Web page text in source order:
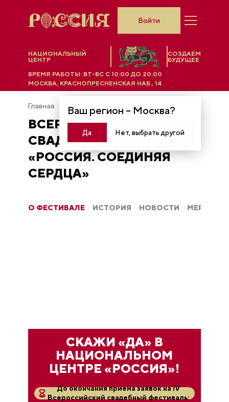
НАЦИОНАЛЬНЫЙ
ЦЕНТР
СОЗДАЕМ
БУДУЩЕЕ
Ваш регион – Москва?
Да Нет, выбрать другой
ВРЕМЯ РАБОТЫ: ВТ-ВС C 10:00 ДО 20:00
МОСКВА, КРАСНОПРЕСНЕНСКАЯ НАБ., 14
Войти
Главная Свадебный фестиваль
ВСЕРОССИЙСКИЙ
СВАДЕБНЫЙ ФЕСТИВАЛЬ
«РОССИЯ. СОЕДИНЯЯ
СЕРДЦА»
О ФЕСТИВАЛЕ ИСТОРИЯ НОВОСТИ
СКАЖИ «ДА» В
НАЦИОНАЛЬНОМ
ЦЕНТРЕ «РОССИЯ»!
До окончания приема заявок на IV
Всероссийский свадебный фестиваль: